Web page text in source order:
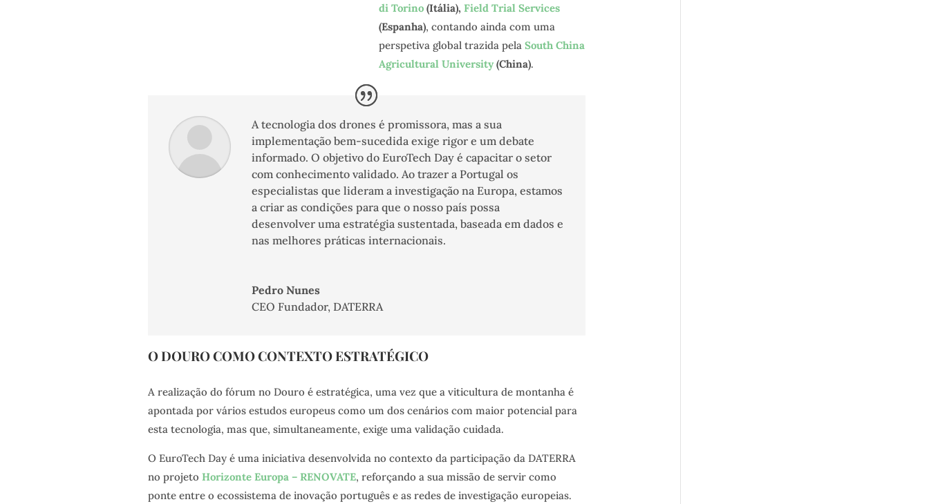
di Torino(Itália), Field Trial Services
(Espanha), contando ainda com uma
perspetiva global trazida pela South China
Agricultural University(China).
A tecnologia dos drones é promissora, mas a sua
implementação bem-sucedida exige rigor e um debate
informado. O objetivo do EuroTech Day é capacitar o setor
com conhecimento validado. Ao trazer a Portugal os
especialistas que lideram a investigação na Europa, estamos
a criar as condições para que o nosso país possa
desenvolver uma estratégia sustentada, baseada em dados e
nas melhores práticas internacionais.
Pedro Nunes
CEO Fundador, DATERRA
O DOURO COMO CONTEXTO ESTRATÉGICO
A realização do fórum no Douro é estratégica, uma vez que a viticultura de montanha é
apontada por vários estudos europeus como um dos cenários com maior potencial para
esta tecnologia, mas que, simultaneamente, exige uma validação cuidada.
O EuroTech Day é uma iniciativa desenvolvida no contexto da participação da DATERRA
no projeto Horizonte Europa – RENOVATE, reforçando a sua missão de servir como
ponte entre o ecossistema de inovação português e as redes de investigação europeias.